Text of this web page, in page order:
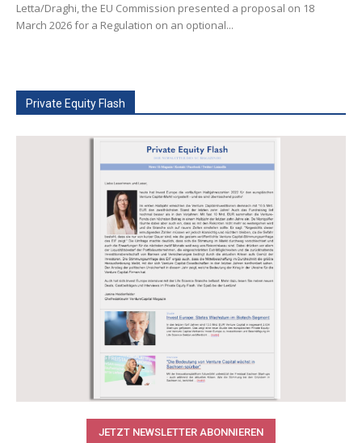
Letta/Draghi, the EU Commission presented a proposal on 18
March 2026 for a Regulation on an optional...
Private Equity Flash
JETZT NEWSLETTER ABONNIEREN